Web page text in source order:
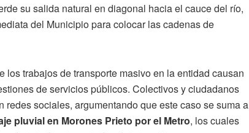
su salida natural en diagonal hacia el cauce del río,
del Municipio para colocar las cadenas de
los trabajos de transporte masivo en la entidad causan
de servicios públicos. Colectivos y ciudadanos
redes sociales, argumentando que este caso se suma a
pluvial en Morones Prieto por el Metro, los cuales